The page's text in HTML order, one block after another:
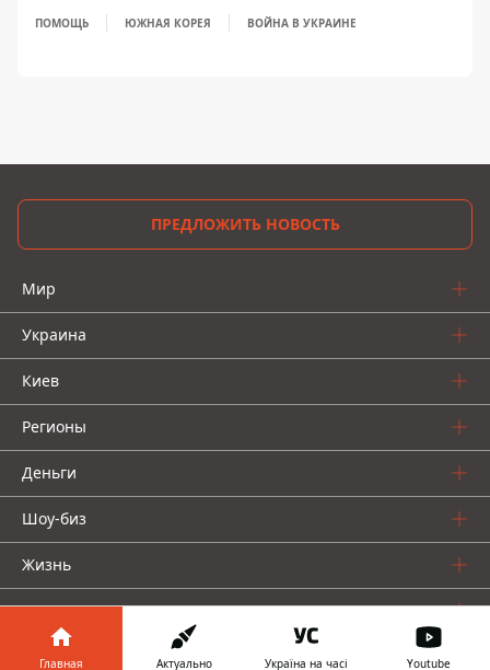
ПОМОЩЬ ЮЖНАЯ КОРЕЯ ВОЙНА В УКРАИНЕ
ПРЕДЛОЖИТЬ НОВОСТЬ
Мир
Украина
Киев
Регионы
Деньги
Шоу-биз
Жизнь
О нас
Главная Актуально Україна на часі Youtube